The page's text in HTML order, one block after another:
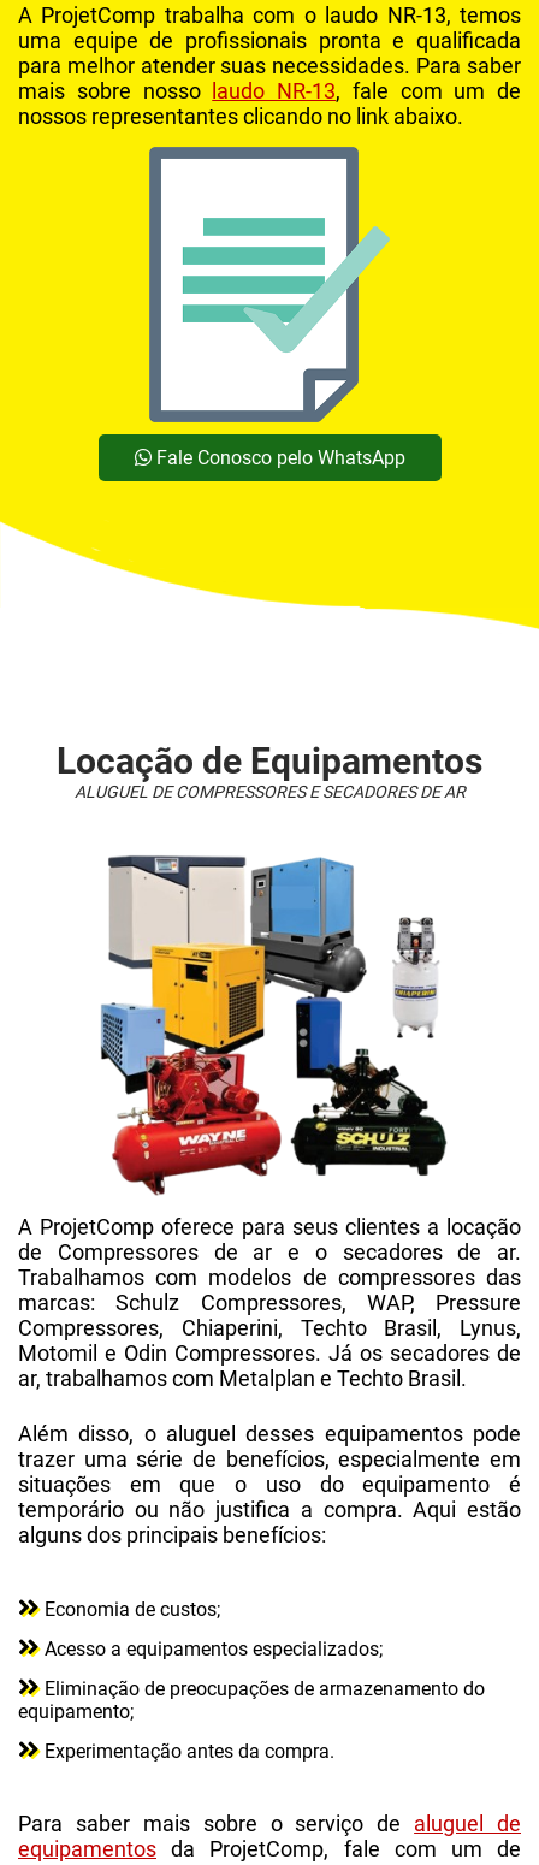
A ProjetComp trabalha com o laudo NR-13, temos
uma equipe de profissionais pronta e qualificada
para melhor atender suas necessidades. Para saber
mais sobre nosso laudo NR-13, fale com um de
nossos representantes clicando no link abaixo.
Fale Conosco pelo WhatsApp
Locação de Equipamentos
ALUGUEL DE COMPRESSORES E SECADORES DE AR
A ProjetComp oferece para seus clientes a locação
de Compressores de ar e o secadores de ar.
Trabalhamos com modelos de compressores das
marcas: Schulz Compressores, WAP, Pressure
Compressores, Chiaperini, Techto Brasil, Lynus,
Motomil e Odin Compressores. Já os secadores de
ar, trabalhamos com Metalplan e Techto Brasil.
Além disso, o aluguel desses equipamentos pode
trazer uma série de benefícios, especialmente em
situações em que o uso do equipamento é
temporário ou não justifica a compra. Aqui estão
alguns dos principais benefícios:
Economia de custos;
Acesso a equipamentos especializados;
Eliminação de preocupações de armazenamento do
equipamento;
Experimentação antes da compra.
Para saber mais sobre o serviço de aluguel de
equipamentos da ProjetComp, fale com um de